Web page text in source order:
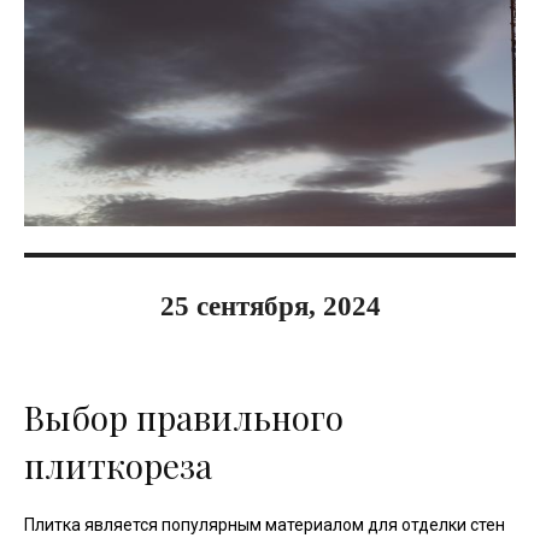
25 сентября, 2024
Выбор правильного
плиткореза
Плитка является популярным материалом для отделки стен